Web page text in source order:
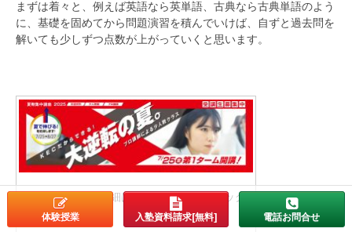
体験授業 入塾資料請求[無料] 電話お問合せ
まずは着々と、例えば英語なら英単語、古典なら古典単語のよう
に、基礎を固めてから問題演習を積んでいけば、自ずと過去問を
解いても少しずつ点数が上がっていくと思います。
⇧夏期集中講座の詳細はここをタップ(クリック)⇧